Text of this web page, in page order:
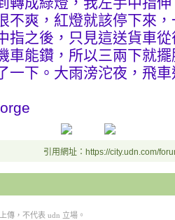
不爽，紅燈就該停下來
指之後，只見這送貨車
車能鑽，所以三兩下就
一下。大雨滂沱夜，飛
引用網址：https://city.udn.com/
傳，不代表 udn 立場。